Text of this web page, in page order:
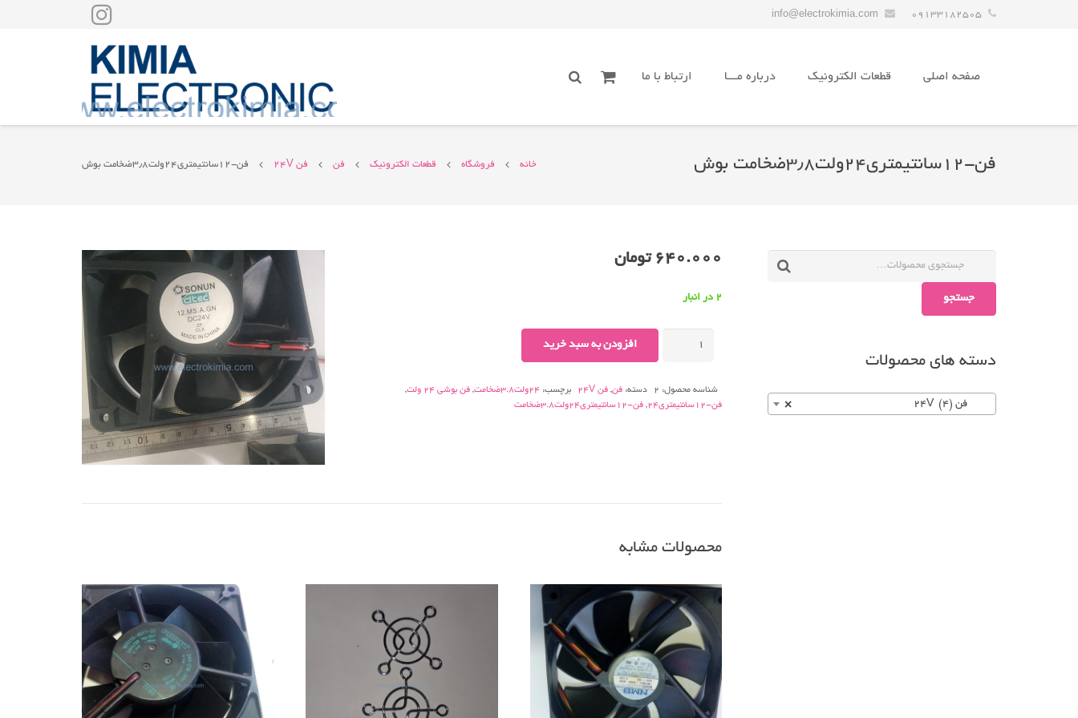
09133182505
info@electrokimia.com
صفحه اصلی قطعات الکترونیک درباره مـــا ارتباط با ما
فن-۱۲سانتیمتری۲۴ولت۳٫۸ضخامت بوش خانه فروشگاه قطعات الکترونیک فن فن 24V فن-۱۲سانتیمتری۲۴ولت۳٫۸ضخامت بوش
640.000 تومان
2 در انبار
فن-۱۲سانتیمتری۲۴ولت۳٫۸ضخامت
افزودن به سبد خرید
شناسه محصول: 2 دسته: فن, فن 24V برچسب: 24ولت3.8ضخامت , فن بوشی 24 ولت
,
فن-12سانتیمتری24
, فن-12سانتیمتری24ولت3.8ضخامت
محصولات مشابه
جستجو
دسته های محصولات
× فن 24V (4)